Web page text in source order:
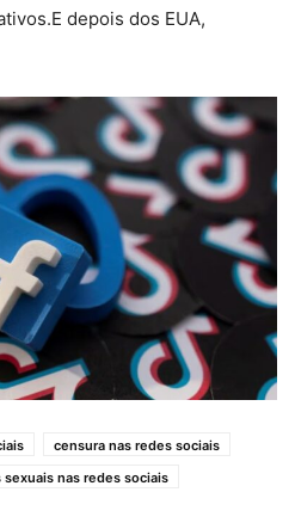
depois dos EUA,
censura nas redes sociais
sexuais nas redes sociais